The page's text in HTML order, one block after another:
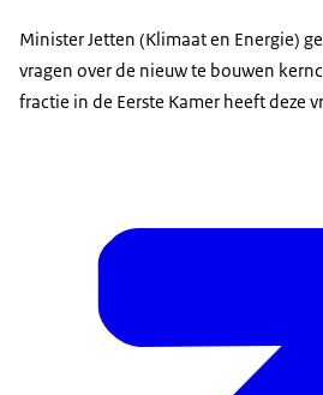
Minister Jetten (Klimaat en Energie)
vragen over de nieuw te bouwen
fractie in de Eerste Kamer heeft deze